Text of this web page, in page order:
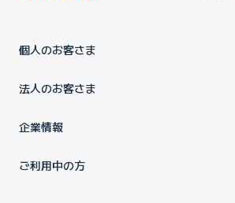
個人のお客さま
法人のお客さま
企業情報
ご利用中の方